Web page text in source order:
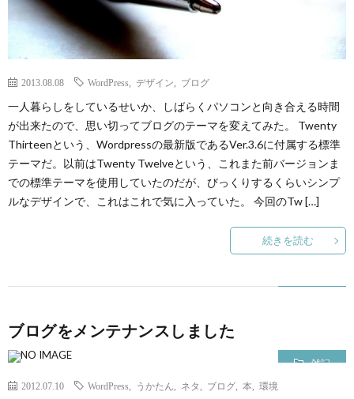
に
つ
2013.08.08 WordPress デザイン ブログ
一人暮らしをしているせいか、しばらくパソコンと向き合える時間
が出来たので、思い切ってブログのテーマを変えてみた。 Twenty
Thirteenという、Wordpressの最新版であるVer.3.6に付属する標準
テーマだ。以前はTwenty Twelveという、これまた前バージョンま
での標準テーマを使用していたのだが、びっくりするくらいシンプ
ルなデザインで、これはこれで気に入っていた。 今回のTw […]
続きを読む
ブログをメンテナンスしました
雑記
2012.07.10 WordPress うかたん ネタ ブログ 本 環境